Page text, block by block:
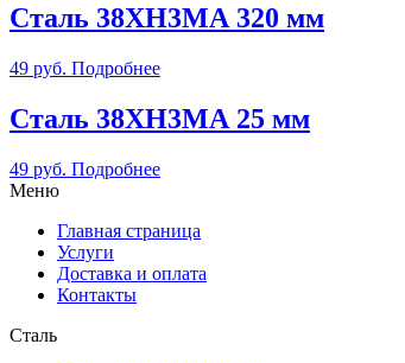
Сталь 38ХН3МА 320 мм
49 руб. Подробнее
Сталь 38ХН3МА 25 мм
49 руб. Подробнее
Меню
Главная страница
Услуги
Доставка и оплата
Контакты
Сталь